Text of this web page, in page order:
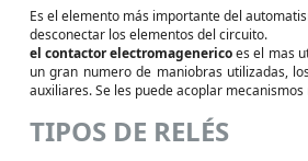
Es el elemento más importante del
desconectar los elementos del circuito.
el contactor electromagenericoes el mas
un gran numero de maniobras utilizadas,
auxiliares. Se les puede acoplar
TIPOS DE RELÉS